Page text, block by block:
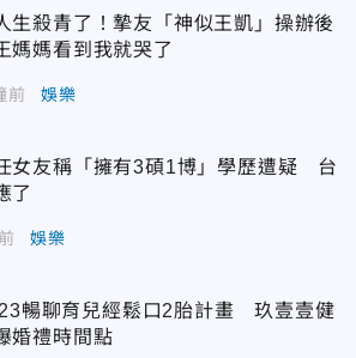
生殺青了！摯友「神似王凱」操辦後
媽媽看到我就哭了
前 娛樂
女友稱「擁有3碩1博」學歷遭疑 台
了
娛樂
暢聊育兒經鬆口2胎計畫 玖壹壹健
婚禮時間點